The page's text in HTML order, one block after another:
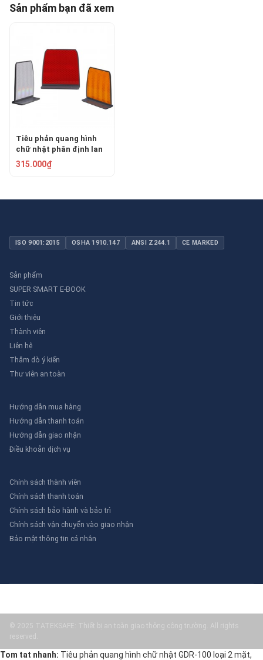
Sản phẩm bạn đã xem
Tiêu phản quang hình
chữ nhật phân định lan
can GDR-100
315.000₫
ISO 9001:2015 OSHA 1910.147 ANSI Z244.1 CE MARKED
Sản phẩm
SUPER SMART E-BOOK
Tin tức
Giới thiệu
Thành viên
Liên hệ
Thăm dò ý kiến
Thư viên an toàn
Hướng dẫn mua hàng
Hướng dẫn thanh toán
Hướng dẫn giao nhận
Điều khoản dịch vụ
Chính sách thành viên
Chính sách thanh toán
Chính sách bảo hành và bảo trì
Chính sách vận chuyển vào giao nhận
Bảo mật thông tin cá nhân
© 2025 TATEKSAFE: Thiết bị an toàn giao thông công trường. All rights
reserved.
Tom tat nhanh: Tiêu phản quang hình chữ nhật GDR-100 loại 2 mặt,